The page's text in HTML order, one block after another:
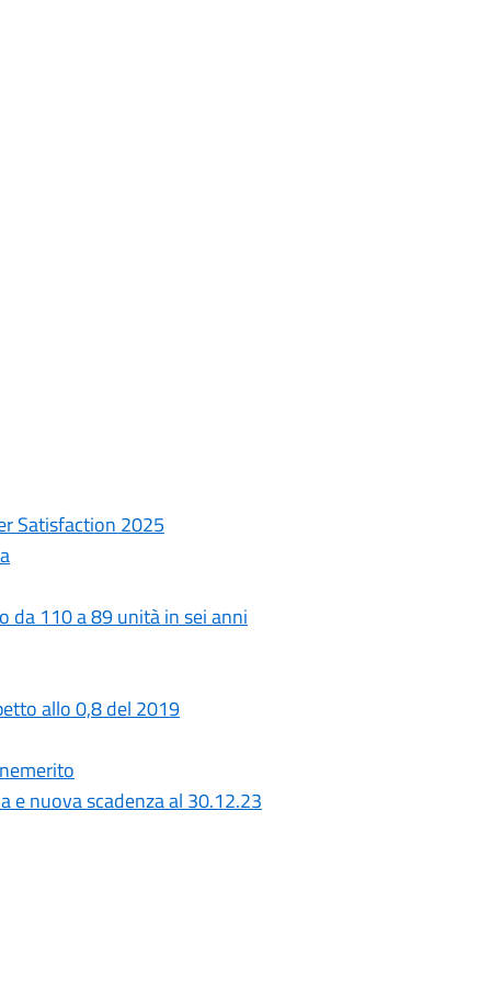
Satisfaction 2025
da 110 a 89 unità in sei anni
allo 0,8 del 2019
e nuova scadenza al 30.12.23